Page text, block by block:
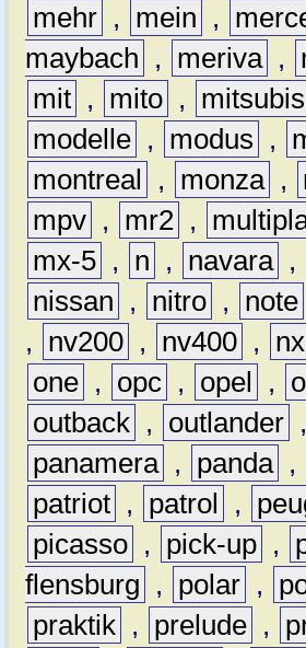
mehr , mein ,
maybach
, meriva ,
mit , mito ,
modelle , modus ,
montreal
, monza ,
mpv , mr2 ,
mx-5 , n , navara ,
nissan
, nitro , note
,
nv200 , nv400 , nx
one , opc , opel ,
outback , outlander ,
panamera , panda ,
patriot , patrol ,
picasso , pick-up ,
flensburg
, polar ,
praktik , prelude ,